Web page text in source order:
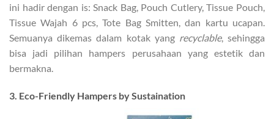
ini hadir dengan is: Snack Bag, Pouch Cutlery, Tissue Pouch,
Tissue Wajah 6 pcs, Tote Bag Smitten, dan kartu ucapan.
Semuanya dikemas dalam kotak yang recyclable, sehingga
bisa jadi pilihan hampers perusahaan yang estetik dan
bermakna.
3. Eco-Friendly Hampers by Sustaination